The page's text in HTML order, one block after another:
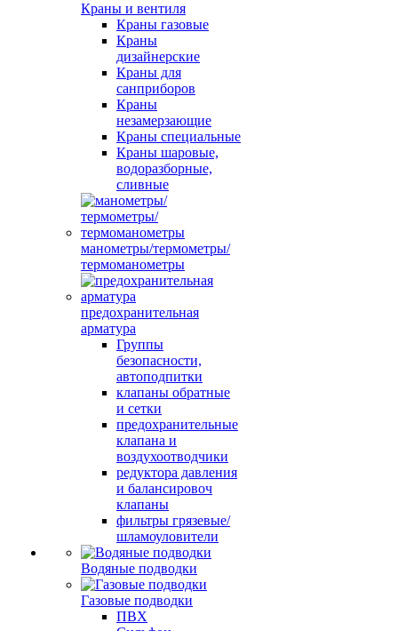
Краны и вентиля
Краны газовые
Краны
дизайнерские
Краны для
санприборов
Краны
незамерзающие
Краны специальные
Краны шаровые,
водоразборные,
сливные
манометры/термометры/
термоманометры
предохранительная
арматура
Группы
безопасности,
автоподпитки
клапаны обратные
и сетки
предохранительные
клапана и
воздухоотводчики
редуктора давления
и балансировоч
клапаны
фильтры грязевые/
шламоуловители
Водяные подводки
Газовые подводки
ПВХ